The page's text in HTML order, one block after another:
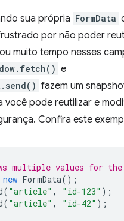
sua própria FormData
por não poder
muito tempo nesses
e
fazem um
você pode reutilizar e
Confira este
multiple values for the
new FormData();
( "article" , "id-123" );
( "article" , "id-42" );